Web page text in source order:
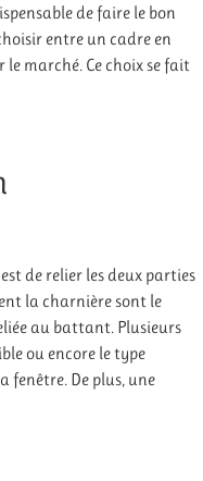
de faire le bon
entre un cadre en
le marché. Ce choix se fait
de relier les deux parties
la charnière sont le
au battant. Plusieurs
ou encore le type
fenêtre. De plus, une